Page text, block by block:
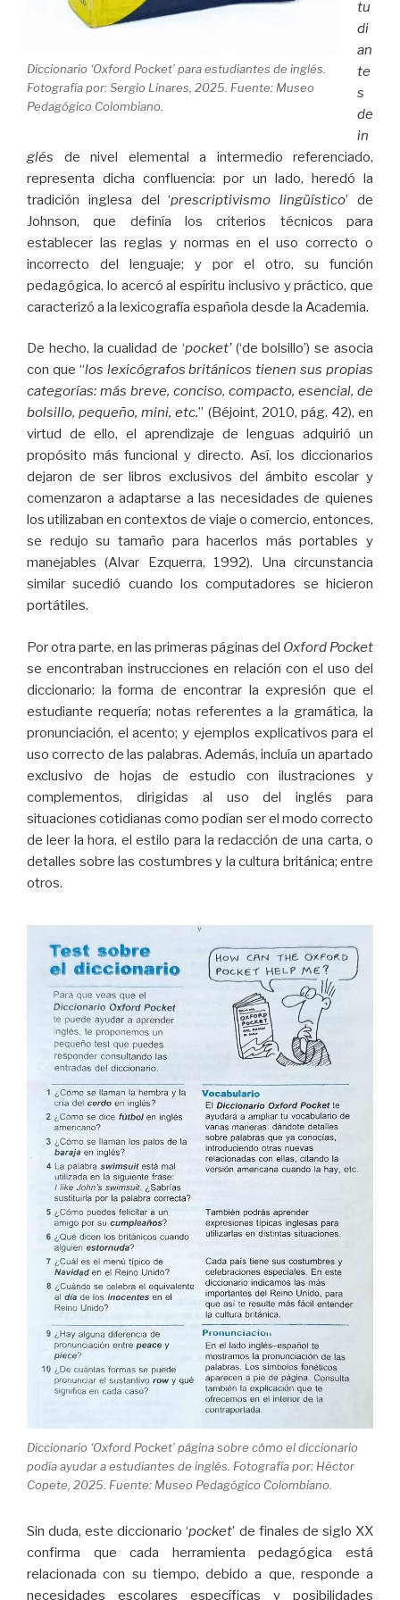
Diccionario ‘Oxford Pocket’ para estudiantes de inglés.
Fotografía por: Sergio Linares, 2025. Fuente: Museo
Pedagógico Colombiano.
tu
di
an
te
s
de
in
glés de nivel elemental a intermedio referenciado,
representa dicha confluencia: por un lado, heredó la
tradición inglesa del ‘prescriptivismo lingüístico’ de
Johnson, que definía los criterios técnicos para
establecer las reglas y normas en el uso correcto o
incorrecto del lenguaje; y por el otro, su función
pedagógica, lo acercó al espíritu inclusivo y práctico, que
caracterizó a la lexicografía española desde la Academia.
De hecho, la cualidad de ‘pocket’(‘de bolsillo’) se asocia
con que “los lexicógrafos británicos tienen sus propias
categorías: más breve, conciso, compacto, esencial, de
bolsillo, pequeño, mini, etc.” (Béjoint, 2010, pág. 42), en
virtud de ello, el aprendizaje de lenguas adquirió un
propósito más funcional y directo. Así, los diccionarios
dejaron de ser libros exclusivos del ámbito escolar y
comenzaron a adaptarse a las necesidades de quienes
los utilizaban en contextos de viaje o comercio, entonces,
se redujo su tamaño para hacerlos más portables y
manejables (Alvar Ezquerra, 1992). Una circunstancia
similar sucedió cuando los computadores se hicieron
portátiles.
Por otra parte, en las primeras páginas del Oxford Pocket
se encontraban instrucciones en relación con el uso del
diccionario: la forma de encontrar la expresión que el
estudiante requería; notas referentes a la gramática, la
pronunciación, el acento; y ejemplos explicativos para el
uso correcto de las palabras. Además, incluía un apartado
exclusivo de hojas de estudio con ilustraciones y
complementos, dirigidas al uso del inglés para
situaciones cotidianas como podían ser el modo correcto
de leer la hora, el estilo para la redacción de una carta, o
detalles sobre las costumbres y la cultura británica; entre
otros.
Diccionario ‘Oxford Pocket’ página sobre cómo el diccionario
podía ayudar a estudiantes de inglés. Fotografía por: Héctor
Copete, 2025. Fuente: Museo Pedagógico Colombiano.
Sin duda, este diccionario ‘pocket’ de finales de siglo XX
confirma que cada herramienta pedagógica está
relacionada con su tiempo, debido a que, responde a
necesidades escolares específicas y posibilidades